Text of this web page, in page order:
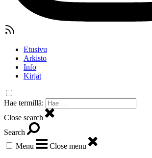
Etusivu
Arkisto
Info
Kirjat
Hae termillä:
Close search
Search
Menu
Close menu